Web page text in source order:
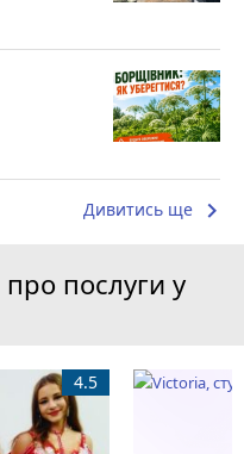
Дивитись ще keyboard_arrow_right
про послуги у
4.5